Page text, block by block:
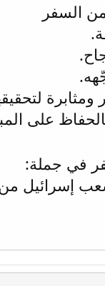
السفر
ومثابرة
على
في جملة:
إسرائيل من